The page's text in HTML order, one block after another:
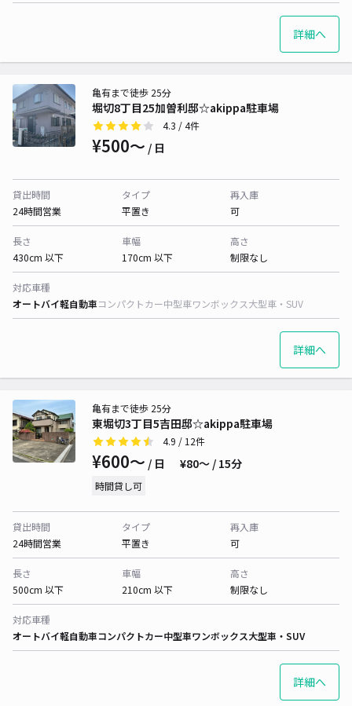
詳細へ
堀切8丁目25加曽利邸☆akippa駐車場
亀有まで徒歩 25分
4.3 / 4件
¥500〜 / 日
貸出時間
24時間営業
タイプ
平置き
再入庫
可
長さ
430cm 以下
車幅
170cm 以下
高さ
制限なし
対応車種
オートバイ軽自動車コンパクトカー中型車ワンボックス大型車・SUV
詳細へ
東堀切3丁目5吉田邸☆akippa駐車場
亀有まで徒歩 25分
4.9 / 12件
¥600〜 / 日 ¥80〜 / 15分
時間貸し可
貸出時間
24時間営業
タイプ
平置き
再入庫
可
長さ
500cm 以下
車幅
210cm 以下
高さ
制限なし
対応車種
オートバイ軽自動車コンパクトカー中型車ワンボックス大型車・SUV
詳細へ